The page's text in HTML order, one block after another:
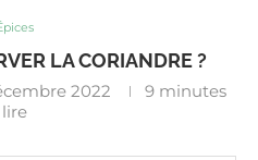
LA CORIANDRE ?
2022
9 minutes
lire